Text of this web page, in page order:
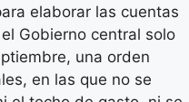
elaborar las cuentas
Gobierno central solo
una orden
en las que no se